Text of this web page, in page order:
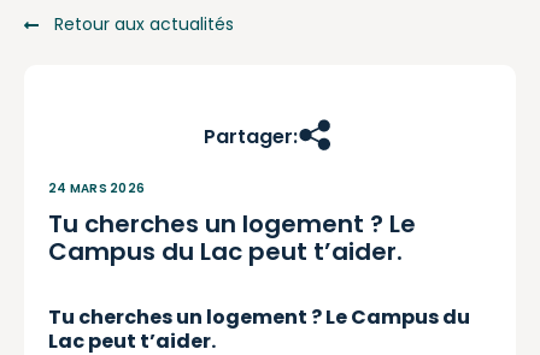
Retour aux actualités
Partager:
24 MARS 2026
Tu cherches un logement ? Le
Campus du Lac peut t’aider.
Tu cherches un logement ? Le Campus du
Lac peut t’aider.